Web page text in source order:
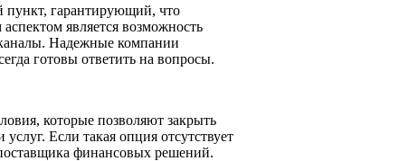
пункт, гарантирующий, что
является возможность
Надежные компании
готовы ответить на вопросы.
которые позволяют закрыть
Если такая опция отсутствует
финансовых решений.